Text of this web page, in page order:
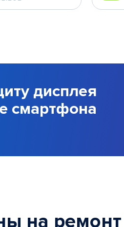
дисплея
смартфона
на ремонт